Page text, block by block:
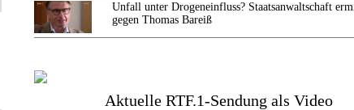
Unfall unter Drogeneinfluss? Staatsanwaltschaft
gegen Thomas Bareiß
Aktuelle RTF.1-Sendung als Video